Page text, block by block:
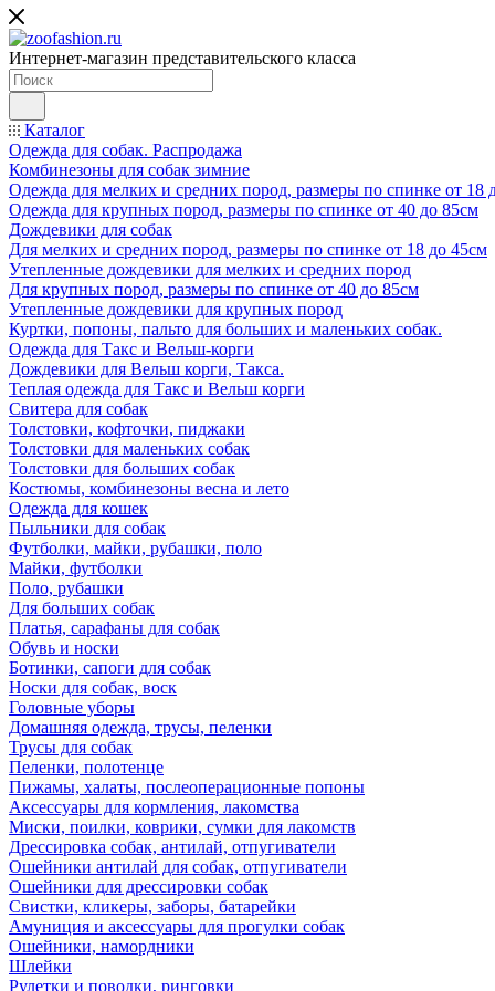
Интернет-магазин представительского класса
Каталог
Одежда для собак. Распродажа
Комбинезоны для собак зимние
Одежда для мелких и средних пород, размеры по спинке от 18
Одежда для крупных пород, размеры по спинке от 40 до 85см
Дождевики для собак
Для мелких и средних пород, размеры по спинке от 18 до 45см
Утепленные дождевики для мелких и средних пород
Для крупных пород, размеры по спинке от 40 до 85см
Утепленные дождевики для крупных пород
Куртки, попоны, пальто для больших и маленьких собак.
Одежда для Такс и Вельш-корги
Дождевики для Вельш корги, Такса.
Теплая одежда для Такс и Вельш корги
Свитера для собак
Толстовки, кофточки, пиджаки
Толстовки для маленьких собак
Толстовки для больших собак
Костюмы, комбинезоны весна и лето
Одежда для кошек
Пыльники для собак
Футболки, майки, рубашки, поло
Майки, футболки
Поло, рубашки
Для больших собак
Платья, сарафаны для собак
Обувь и носки
Ботинки, сапоги для собак
Носки для собак, воск
Головные уборы
Домашняя одежда, трусы, пеленки
Трусы для собак
Пеленки, полотенце
Пижамы, халаты, послеоперационные попоны
Аксессуары для кормления, лакомства
Миски, поилки, коврики, сумки для лакомств
Дрессировка собак, антилай, отпугиватели
Ошейники антилай для собак, отпугиватели
Ошейники для дрессировки собак
Свистки, кликеры, заборы, батарейки
Амуниция и аксессуары для прогулки собак
Ошейники, намордники
Шлейки
Рулетки и поводки, ринговки